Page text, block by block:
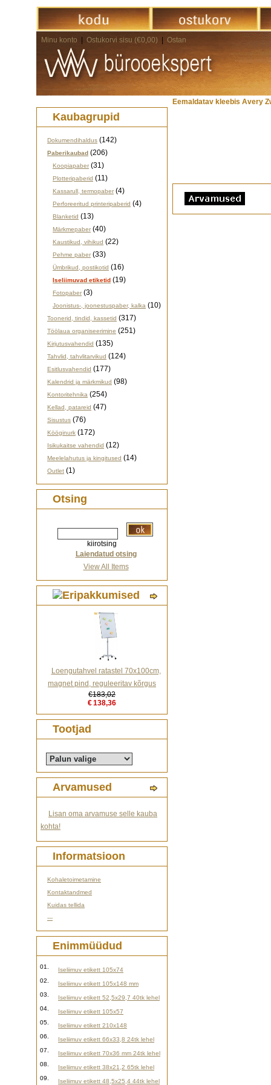
Minu konto Ostukorvi sisu (€0,00) Ostan
Kaubagrupid
Dokumendihaldus (142)
Paberikaubad (206)
Koopiapaber (31)
Plotteripaberid (11)
Kassarull, termopaber (4)
Perforeeritud printeripaberid (4)
Blanketid (13)
Märkmepaber (40)
Kaustikud, vihikud (22)
Pehme paber (33)
Ümbrikud, postikotid (16)
Iseliimuvad etiketid (19)
Fotopaber (3)
Joonistus-, joonestuspaber, kalka (10)
Toonerid, tindid, kassetid (317)
Töölaua organiseerimine (251)
Kirjutusvahendid (135)
Tahvlid, tahvlitarvikud (124)
Esitlusvahendid (177)
Kalendrid ja märkmikud (98)
Kontoritehnika (254)
Kellad, patareid (47)
Sisustus (76)
Kööginurk (172)
Isikukaitse vahendid (12)
Meelelahutus ja kingitused (14)
Outlet (1)
Otsing
kiirotsing
Laiendatud otsing
View All Items
Loengutahvel ratastel 70x100cm,
magnet pind, reguleeritav kõrgus
€183,02
€138,36
Tootjad
Arvamused
Lisan oma arvamuse selle kauba
kohta!
Informatsioon
Kohaletoimetamine
Kontaktandmed
Kuidas tellida
---
Enimmüüdud
01.
Iseliimuv etikett 105x74
02.
Iseliimuv etikett 105x148 mm
03.
Iseliimuv etikett 52,5x29,7 40tk lehel
04.
Iseliimuv etikett 105x57
05.
Iseliimuv etikett 210x148
06.
Iseliimuv etikett 66x33,8 24tk lehel
07.
Iseliimuv etikett 70x36 mm 24tk lehel
08.
Iseliimuv etikett 38x21,2 65tk lehel
09.
Iseliimuv etikett 48,5x25,4 44tk lehel
Eemaldatav kleebis Avery